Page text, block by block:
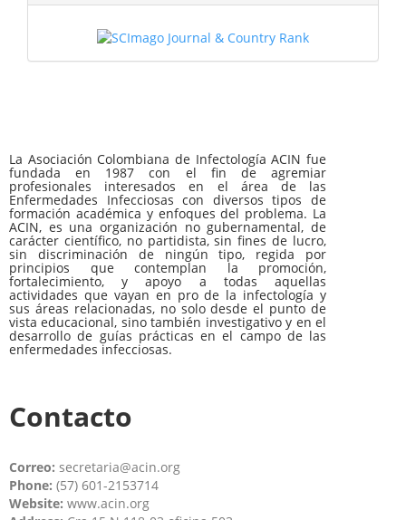
La Asociación Colombiana de Infectología ACIN fue
fundada en 1987 con el fin de agremiar
profesionales interesados en el área de las
Enfermedades Infecciosas con diversos tipos de
formación académica y enfoques del problema. La
ACIN, es una organización no gubernamental, de
carácter científico, no partidista, sin fines de lucro,
sin discriminación de ningún tipo, regida por
principios que contemplan la promoción,
fortalecimiento, y apoyo a todas aquellas
actividades que vayan en pro de la infectología y
sus áreas relacionadas, no solo desde el punto de
vista educacional, sino también investigativo y en el
desarrollo de guías prácticas en el campo de las
enfermedades infecciosas.
Contacto
Correo: secretaria@acin.org
Phone: (57) 601-2153714
Website: www.acin.org